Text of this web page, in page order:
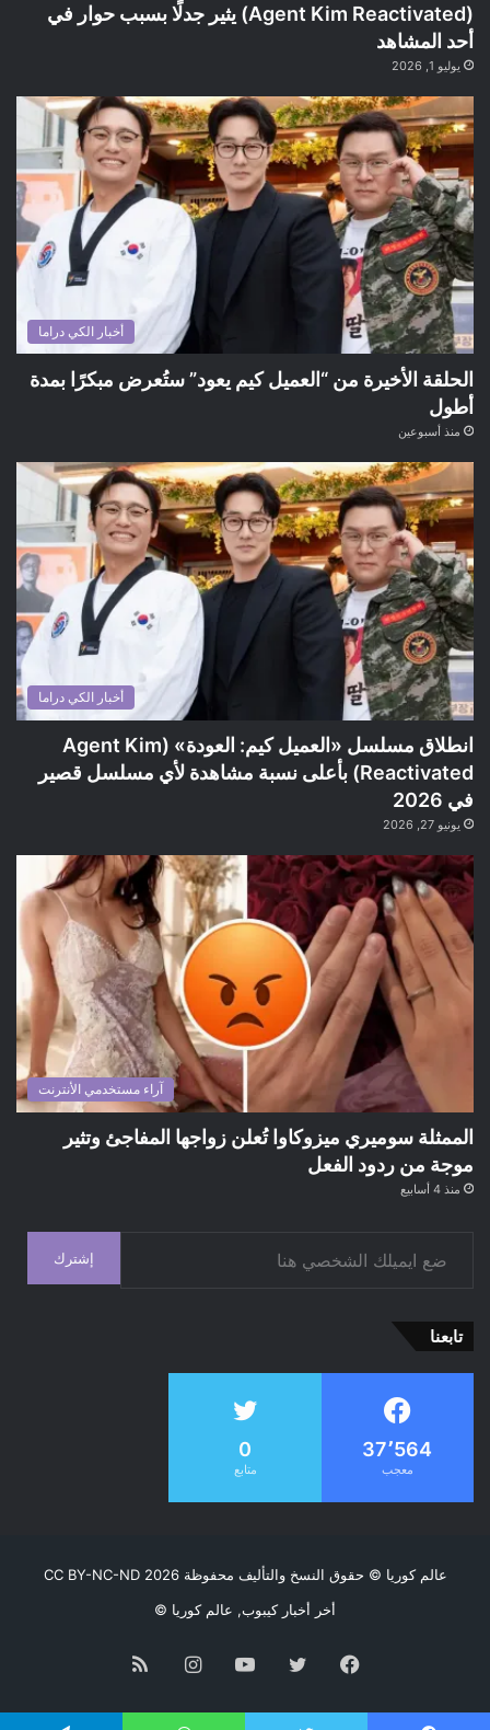
(Agent Kim Reactivated) يثير جدلًا بسبب حوار في
أحد المشاهد
يوليو 1, 2026
أخبار الكي دراما
الحلقة الأخيرة من “العميل كيم يعود” ستُعرض مبكرًا بمدة
أطول
منذ أسبوعين
أخبار الكي دراما
انطلاق مسلسل «العميل كيم: العودة» (Agent Kim
Reactivated) بأعلى نسبة مشاهدة لأي مسلسل قصير
في 2026
يونيو 27, 2026
آراء مستخدمي الأنترنت
الممثلة سوميري ميزوكاوا تُعلن زواجها المفاجئ وتثير
موجة من ردود الفعل
منذ 4 أسابيع
إشترك
تابعنا
37٬564
معجب
0
متابع
عالم كوريا © حقوق النسخ والتأليف محفوظة CC BY-NC-ND 2026
أخر أخبار كيبوب, عالم كوريا ©
فيسبوك تويتر يوتيوب انستقرام
الموقع